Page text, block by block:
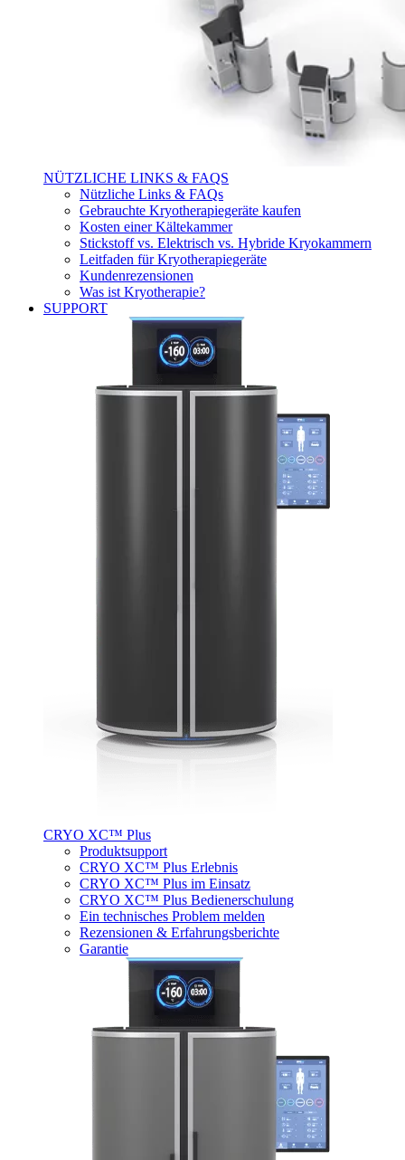
NÜTZLICHE LINKS & FAQS
Nützliche Links & FAQs
Gebrauchte Kryotherapiegeräte kaufen
Kosten einer Kältekammer
Stickstoff vs. Elektrisch vs. Hybride Kryokammern
Leitfaden für Kryotherapiegeräte
Kundenrezensionen
Was ist Kryotherapie?
SUPPORT
CRYO XC™ Plus
Produktsupport
CRYO XC™ Plus Erlebnis
CRYO XC™ Plus im Einsatz
CRYO XC™ Plus Bedienerschulung
Ein technisches Problem melden
Rezensionen & Erfahrungsberichte
Garantie